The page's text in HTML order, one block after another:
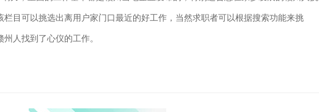
目可以挑选出离用户家门口最近的好工作，当然求职者可以根据搜索功能来挑
人找到了心仪的工作。